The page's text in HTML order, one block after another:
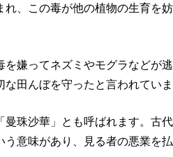
れ、この毒が他の植物の生育を
を嫌ってネズミやモグラなどが
な田んぼを守ったと言われていま
曼珠沙華」とも呼ばれます。古
う意味があり、見る者の悪業を